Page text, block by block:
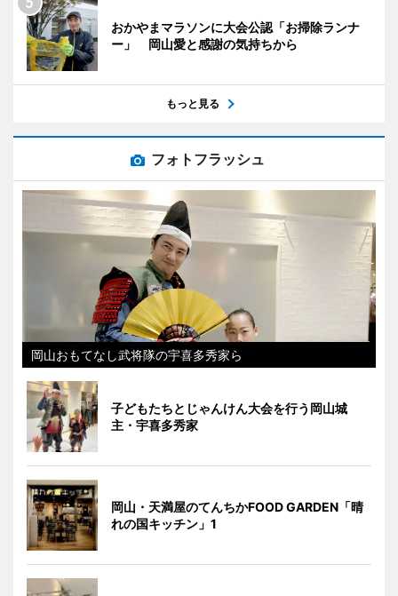
おかやまマラソンに大会公認「お掃除ランナ
ー」 岡山愛と感謝の気持ちから
もっと見る
フォトフラッシュ
岡山おもてなし武将隊の宇喜多秀家ら
子どもたちとじゃんけん大会を行う岡山城
主・宇喜多秀家
岡山・天満屋のてんちかFOOD GARDEN「晴
れの国キッチン」1